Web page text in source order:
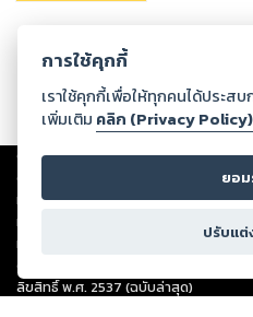
Copyright ©2026Storylog Co., Ltd.
ต่อผลงานหรือเนื้อหาใดที่อัปโหลดผ่านเว็บ
ทรัพย์สินทางปัญญาของบุคคลอื่นหรือขัด
ทุกท่านโปรดใช้วิจารณญาณในการกลั่นก
หนึ่งส่วนใดขัดต่อกฎหมายและศีลธรรม ก
ดำเนินการในทันที ทั้งนี้ ทางสตอรี่ล็อกข
ลิขสิทธิ์ พ.ศ. 2537 (ฉบับล่าสุด)
การใช้คุกกี้
เราใช้คุกกี้เพื่อให้ทุกคนได้ประส
เพิ่มเติม คลิก (Privacy
ยอม
ปรับแ